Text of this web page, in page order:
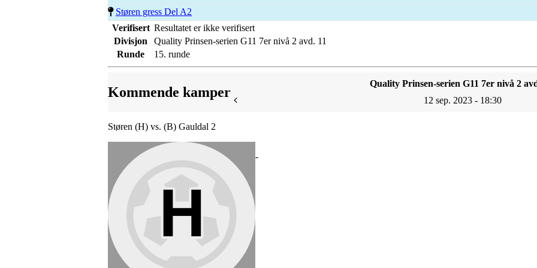
Støren gress Del A2
Verifisert Resultatet er ikke verifisert
Divisjon
Quality Prinsen-serien G11 7er nivå 2 avd. 11
Runde
15. runde
Kommende kamper
Quality Prinsen-serien G11 7er nivå 2
12 sep. 2023 - 18:30
Støren (H) vs. (B) Gauldal 2
-